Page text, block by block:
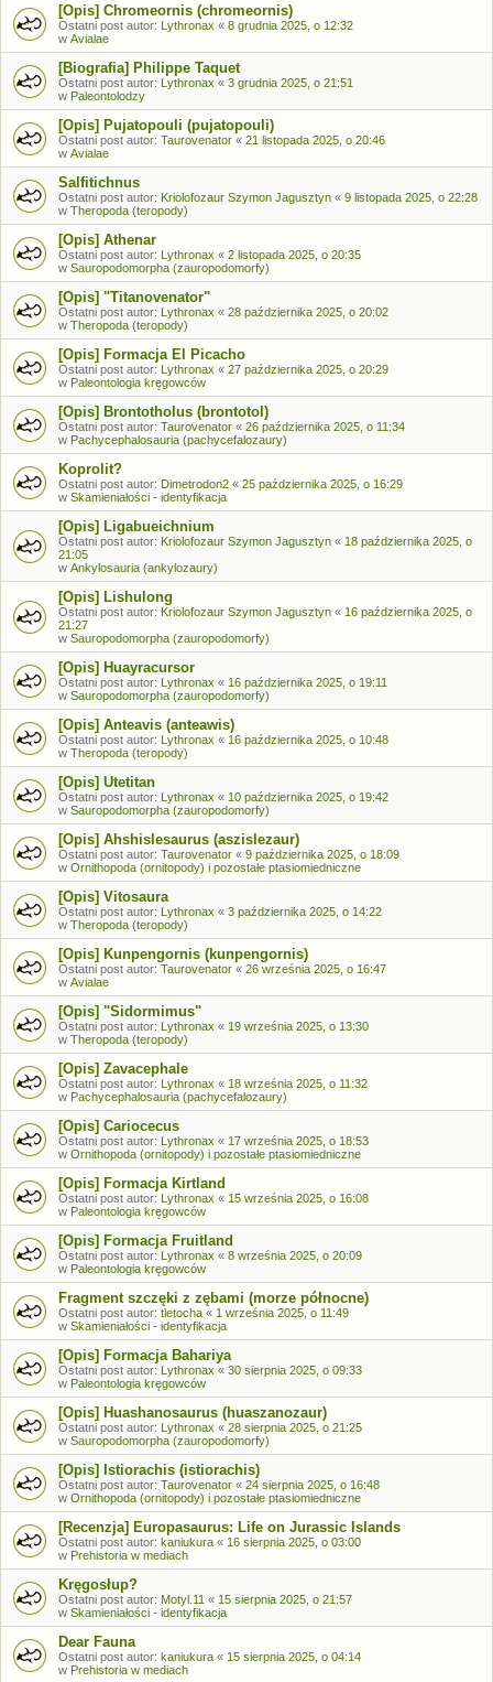
[Opis] Chromeornis (chromeornis)
Ostatni post autor: Lythronax « 8 grudnia 2025, o 12:32
w Avialae
[Biografia] Philippe Taquet
Ostatni post autor: Lythronax « 3 grudnia 2025, o 21:51
w Paleontolodzy
[Opis] Pujatopouli (pujatopouli)
Ostatni post autor: Taurovenator « 21 listopada 2025, o 20:46
w Avialae
Salfitichnus
Ostatni post autor: Kriolofozaur Szymon Jagusztyn « 9 listopada 2025, o 22:28
w Theropoda (teropody)
[Opis] Athenar
Ostatni post autor: Lythronax « 2 listopada 2025, o 20:35
w Sauropodomorpha (zauropodomorfy)
[Opis] "Titanovenator"
Ostatni post autor: Lythronax « 28 października 2025, o 20:02
w Theropoda (teropody)
[Opis] Formacja El Picacho
Ostatni post autor: Lythronax « 27 października 2025, o 20:29
w Paleontologia kręgowców
[Opis] Brontotholus (brontotol)
Ostatni post autor: Taurovenator « 26 października 2025, o 11:34
w Pachycephalosauria (pachycefalozaury)
Koprolit?
Ostatni post autor: Dimetrodon2 « 25 października 2025, o 16:29
w Skamieniałości - identyfikacja
[Opis] Ligabueichnium
Ostatni post autor: Kriolofozaur Szymon Jagusztyn « 18 października 2025, o
21:05
w Ankylosauria (ankylozaury)
[Opis] Lishulong
Ostatni post autor: Kriolofozaur Szymon Jagusztyn « 16 października 2025, o
21:27
w Sauropodomorpha (zauropodomorfy)
[Opis] Huayracursor
Ostatni post autor: Lythronax « 16 października 2025, o 19:11
w Sauropodomorpha (zauropodomorfy)
[Opis] Anteavis (anteawis)
Ostatni post autor: Lythronax « 16 października 2025, o 10:48
w Theropoda (teropody)
[Opis] Utetitan
Ostatni post autor: Lythronax « 10 października 2025, o 19:42
w Sauropodomorpha (zauropodomorfy)
[Opis] Ahshislesaurus (aszislezaur)
Ostatni post autor: Taurovenator « 9 października 2025, o 18:09
w Ornithopoda (ornitopody) i pozostałe ptasiomiedniczne
[Opis] Vitosaura
Ostatni post autor: Lythronax « 3 października 2025, o 14:22
w Theropoda (teropody)
[Opis] Kunpengornis (kunpengornis)
Ostatni post autor: Taurovenator « 26 września 2025, o 16:47
w Avialae
[Opis] "Sidormimus"
Ostatni post autor: Lythronax « 19 września 2025, o 13:30
w Theropoda (teropody)
[Opis] Zavacephale
Ostatni post autor: Lythronax « 18 września 2025, o 11:32
w Pachycephalosauria (pachycefalozaury)
[Opis] Cariocecus
Ostatni post autor: Lythronax « 17 września 2025, o 18:53
w Ornithopoda (ornitopody) i pozostałe ptasiomiedniczne
[Opis] Formacja Kirtland
Ostatni post autor: Lythronax « 15 września 2025, o 16:08
w Paleontologia kręgowców
[Opis] Formacja Fruitland
Ostatni post autor: Lythronax « 8 września 2025, o 20:09
w Paleontologia kręgowców
Fragment szczęki z zębami (morze północne)
Ostatni post autor: tletocha « 1 września 2025, o 11:49
w Skamieniałości - identyfikacja
[Opis] Formacja Bahariya
Ostatni post autor: Lythronax « 30 sierpnia 2025, o 09:33
w Paleontologia kręgowców
[Opis] Huashanosaurus (huaszanozaur)
Ostatni post autor: Lythronax « 28 sierpnia 2025, o 21:25
w Sauropodomorpha (zauropodomorfy)
[Opis] Istiorachis (istiorachis)
Ostatni post autor: Taurovenator « 24 sierpnia 2025, o 16:48
w Ornithopoda (ornitopody) i pozostałe ptasiomiedniczne
[Recenzja] Europasaurus: Life on Jurassic Islands
Ostatni post autor: kaniukura « 16 sierpnia 2025, o 03:00
w Prehistoria w mediach
Kręgosłup?
Ostatni post autor: Motyl.11 « 15 sierpnia 2025, o 21:57
w Skamieniałości - identyfikacja
Dear Fauna
Ostatni post autor: kaniukura « 15 sierpnia 2025, o 04:14
w Prehistoria w mediach